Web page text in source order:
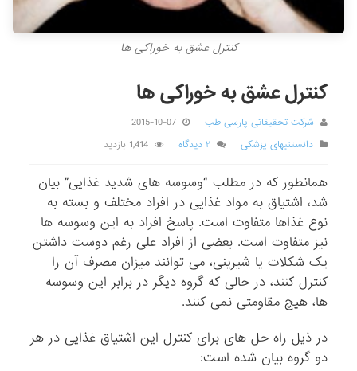
کنترل عشق به خوراکی ها
کنترل عشق به خوراکی ها
شرکت تحقیقاتی پارسی طب
2015-10-07
دانستنیهای پزشکی
۲ دیدگاه 1,414 بازدید
همانطور که در مطلب “وسوسه های شدید غذایی” بیان
شد، اشتیاق به مواد غذایی در افراد مختلف و بسته به
نوع غذاها متفاوت است. پاسخ افراد به این وسوسه ها
نیز متفاوت است. بعضی از افراد علی رغم دوست داشتن
یک شکلات یا شیرینی، می توانند میزان مصرف آن را
کنترل کنند، در حالی که گروه دیگر در برابر این وسوسه
ها، هیچ مقاومتی نمی کنند.
در ذیل راه حل های برای کنترل این اشتیاق غذایی در هر
دو گروه بیان شده است: